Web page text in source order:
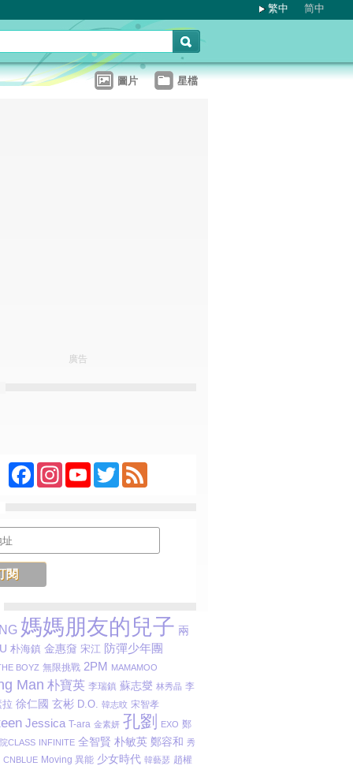
繁中 简中
圖片 星檔
廣告
FacebookInstagramYouTubeTwitterFeed
媽媽朋友的兒子 兩
朴海鎮 金惠奫 宋江 防彈少年團
BOYZ 無限挑戰 2PM MAMAMOO
Man 朴寶英 李瑞鎮 蘇志燮 林秀晶 李
徐仁國 玄彬 D.O. 韓志旼 宋智孝
Jessica T-ara 金素妍 孔劉 EXO 鄭
CLASS INFINITE 全智賢 朴敏英 鄭容和 秀
CNBLUE Moving 異能 少女時代 韓藝瑟 趙權